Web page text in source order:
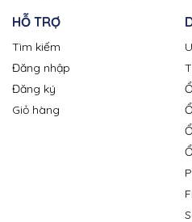
HỖ TRỢ
Tìm kiếm
Đăng nhập
Đăng ký
Giỏ hàng